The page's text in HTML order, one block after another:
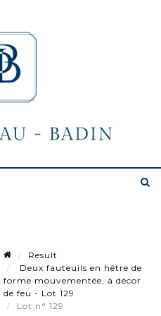
Result
Deux fauteuils en hêtre de
forme mouvementée, à décor
de feu - Lot 129
Lot n° 129